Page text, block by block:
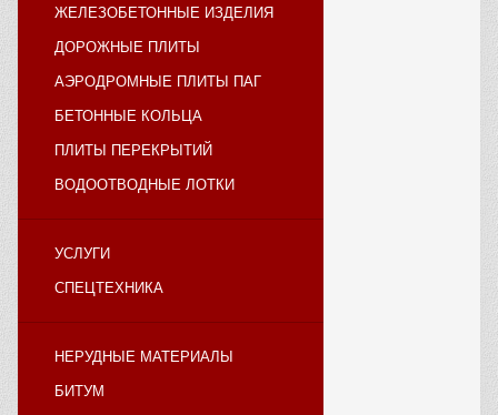
ЖЕЛЕЗОБЕТОННЫЕ ИЗДЕЛИЯ
ДОРОЖНЫЕ ПЛИТЫ
АЭРОДРОМНЫЕ ПЛИТЫ ПАГ
БЕТОННЫЕ КОЛЬЦА
ПЛИТЫ ПЕРЕКРЫТИЙ
ВОДООТВОДНЫЕ ЛОТКИ
УСЛУГИ
СПЕЦТЕХНИКА
НЕРУДНЫЕ МАТЕРИАЛЫ
БИТУМ